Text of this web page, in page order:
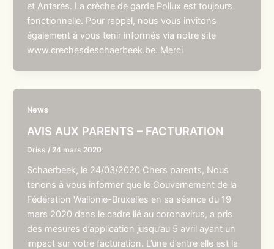
et Antarès. La crèche de garde Pollux est toujours
fonctionnelle. Pour rappel, nous vous invitons
également à vous tenir informés via notre site
www.crechesdeschaerbeek.be. Merci
News
AVIS AUX PARENTS – FACTURATION
Driss / 24 mars 2020
Schaerbeek, le 24/03/2020 Chers parents, Nous
tenons à vous informer que le Gouvernement de la
Fédération Wallonie-Bruxelles en sa séance du 19
mars 2020 dans le cadre lié au coronavirus, a pris
des mesures d’application jusqu’au 5 avril ayant un
impact sur votre facturation. L’une d’entre elle est la